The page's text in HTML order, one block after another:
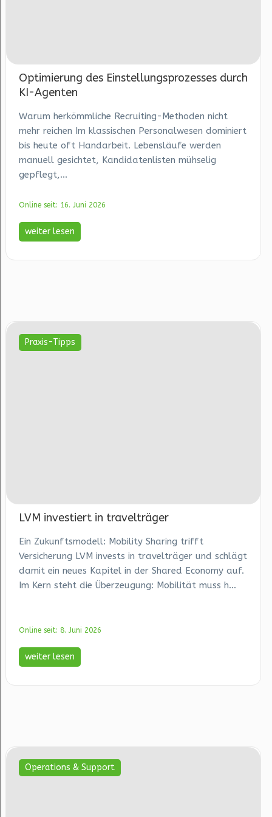
Optimierung des Einstellungsprozesses durch
KI-Agenten
Warum herkömmliche Recruiting-Methoden nicht
mehr reichen Im klassischen Personalwesen dominiert
bis heute oft Handarbeit. Lebensläufe werden
manuell gesichtet, Kandidatenlisten mühselig
gepflegt,...
Online seit: 16. Juni 2026
weiter lesen
Praxis-Tipps
LVM investiert in travelträger
Ein Zukunftsmodell: Mobility Sharing trifft
Versicherung LVM invests in travelträger und schlägt
damit ein neues Kapitel in der Shared Economy auf.
Im Kern steht die Überzeugung: Mobilität muss h...
Online seit: 8. Juni 2026
weiter lesen
Operations & Support